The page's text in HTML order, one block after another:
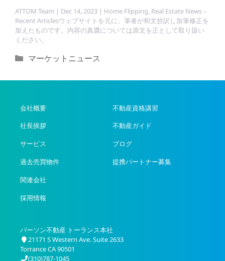
ATTOM Team | Dec 14, 2023 | Home Flipping, Real Estate News –
Recent Articlesウェブサイトを元に、筆者が和文抄訳し加筆修正を
加えたものです。内容の真贋については原文を正として取り扱い
ください。
カ
ゴ
ー
マーケットニュース
会社概要
社長挨拶
サービス
過去売買物件
関連会社
採用情報
不動産資格講習
不動産ガイド
ブログ
提携パートナー募集
パーソン不動産 トーランス本社
21171 S Western Ave. Suite 2633
Torrance CA 90501
(310)787-1045